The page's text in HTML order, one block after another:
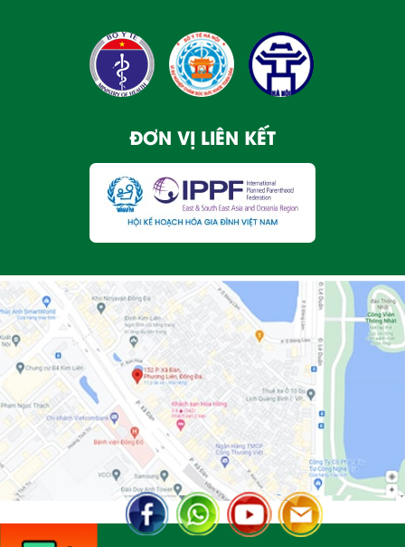
ĐƠN VỊ LIÊN KẾT